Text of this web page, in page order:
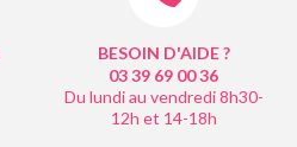
BESOIN D'AIDE ?
03 39 69 0036
Du lundi au vendredi 8h30-
12h et 14-18h